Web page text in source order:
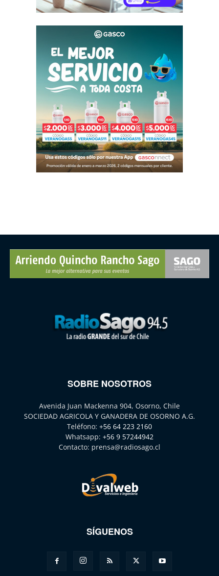
SOBRE NOSOTROS
Avenida Juan Mackenna 904, Osorno, Chile
SOCIEDAD AGRICOLA Y GANADERA DE OSORNO A.G.
Teléfono: +56 64 223 2160
Whatsapp: +56 9 57244942
Contacto: prensa@radiosago.cl
SÍGUENOS